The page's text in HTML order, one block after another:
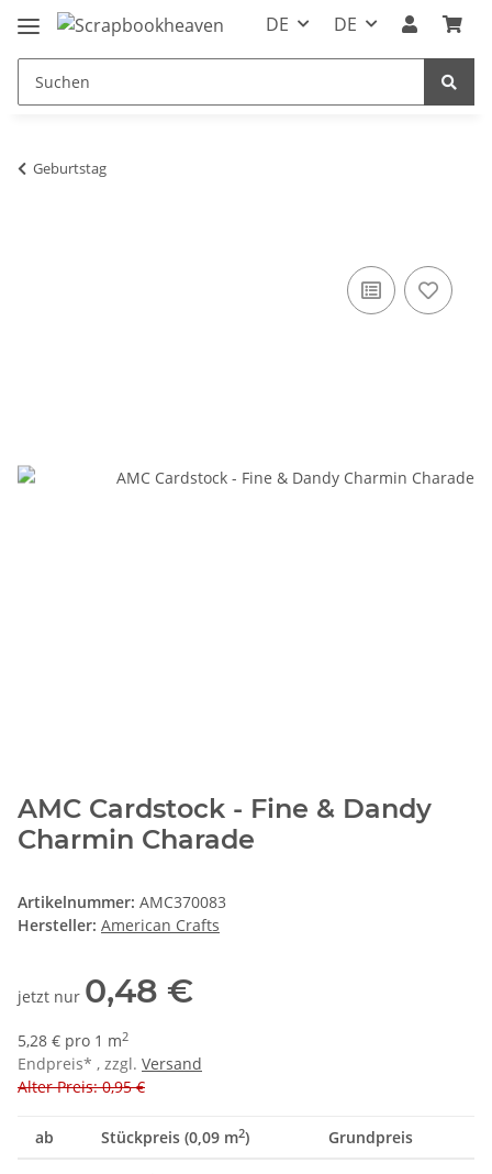
DE DE
Geburtstag
AMC Cardstock - Fine & Dandy
Charmin Charade
Artikelnummer: AMC370083
Hersteller: American Crafts
jetzt nur 0,48 €
5,28 € pro 1 m2
Endpreis* , zzgl. Versand
Alter Preis: 0,95 €
ab Stückpreis (0,09 m2) Grundpreis